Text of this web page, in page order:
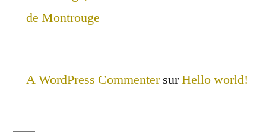
de Montrouge
A WordPress CommentersurHello world!